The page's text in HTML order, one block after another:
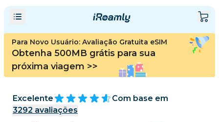
Para Novo Usuário: Avaliação Gratuita eSIM
Obtenha 500MB grátis para sua
próxima viagem >>
Excelente
Com base em
3292 avaliações